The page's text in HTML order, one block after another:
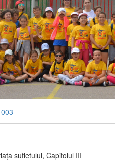
sufletului, Capitolul III